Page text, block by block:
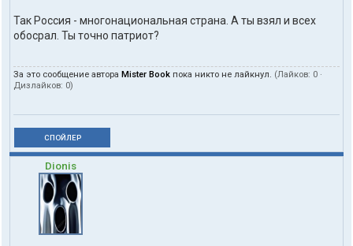
Так Россия - многонациональная страна. А ты взял и всех
обосрал. Ты точно патриот?
За это сообщение автора Mister Book пока никто не лайкнул. (Лайков: 0 ·
Дизлайков: 0)
СПОЙЛЕР
Dionis